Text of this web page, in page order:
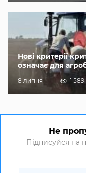
Нові критерії
означає для
8 липня 1 589
Не
Підписуйся на